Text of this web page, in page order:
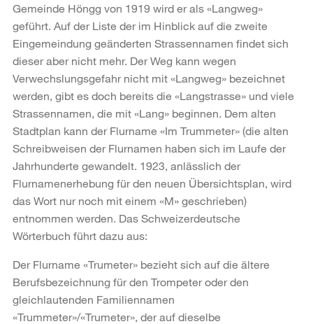
Gemeinde Höngg von 1919 wird er als «Langweg»
geführt. Auf der Liste der im Hinblick auf die zweite
Eingemeindung geänderten Strassennamen findet sich
dieser aber nicht mehr. Der Weg kann wegen
Verwechslungsgefahr nicht mit «Langweg» bezeichnet
werden, gibt es doch bereits die «Langstrasse» und viele
Strassennamen, die mit «Lang» beginnen. Dem alten
Stadtplan kann der Flurname «Im Trummeter» (die alten
Schreibweisen der Flurnamen haben sich im Laufe der
Jahrhunderte gewandelt. 1923, anlässlich der
Flurnamenerhebung für den neuen Übersichtsplan, wird
das Wort nur noch mit einem «M» geschrieben)
entnommen werden. Das Schweizerdeutsche
Wörterbuch führt dazu aus:
Der Flurname «Trumeter» bezieht sich auf die ältere
Berufsbezeichnung für den Trompeter oder den
gleichlautenden Familiennamen
«Trummeter»/«Trumeter», der auf dieselbe